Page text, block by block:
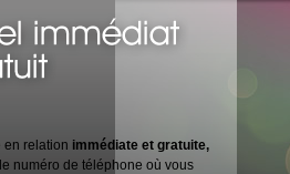
en relation immédiate et gratuite,
numéro de téléphone où vous